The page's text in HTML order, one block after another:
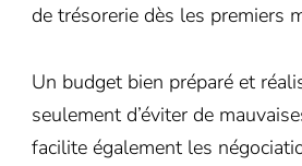
de trésorerie dès les premiers
Un budget bien préparé et
seulement d’éviter de
facilite également les